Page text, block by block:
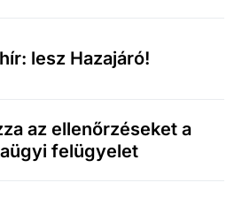
lesz Hazajáró!
az ellenőrzéseket a
felügyelet